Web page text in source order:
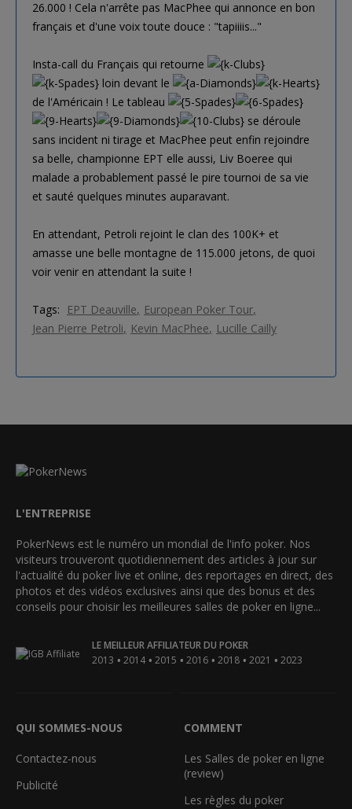
26.000 ! Cela n'arrête pas MacPhee qui annonce en bon
français et d'une voix toute douce : "tapiiiis..."
Insta-call du Français qui retourne
loin devant le
de l'Américain ! Le tableau
se déroule
sans incident ni tirage et MacPhee peut enfin rejoindre
sa belle, championne EPT elle aussi, Liv Boeree qui
malade a probablement passé le pire tournoi de sa vie
et sauté quelques minutes auparavant.
En attendant, Petroli rejoint le clan des 100K+ et
amasse une belle montagne de 115.000 jetons, de quoi
voir venir en attendant la suite !
Tags: EPT Deauville
European Poker Tour
Jean Pierre Petroli
Kevin MacPhee Lucille Cailly
L'ENTREPRISE
PokerNews est le numéro un mondial de l'info poker. Nos
visiteurs trouveront quotidiennement des articles à jour sur
l'actualité du poker live et online, des reportages en direct, des
photos et des vidéos exclusives ainsi que des bonus et des
conseils pour choisir les meilleures salles de poker en ligne...
LE MEILLEUR AFFILIATEUR DU POKER
2013 • 2014 • 2015 • 2016 • 2018 • 2021 • 2023
QUI SOMMES-NOUS
Contactez-nous
Publicité
COMMENT
Les Salles de poker en ligne
(review)
Les règles du poker